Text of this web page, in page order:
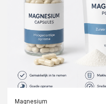
Magnesium